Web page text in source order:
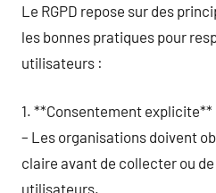
Le RGPD repose sur des
les bonnes pratiques pour
utilisateurs :
1. **Consentement explicite**
– Les organisations doivent
claire avant de collecter ou
utilisateurs.